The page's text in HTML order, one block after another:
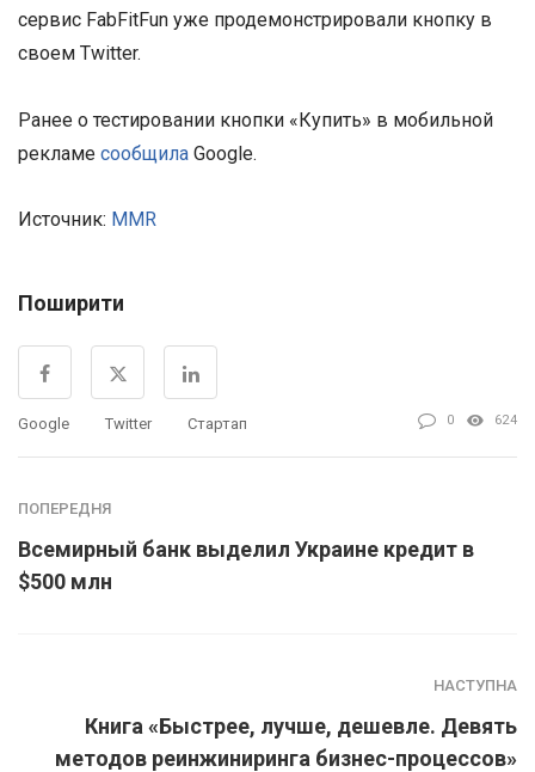
сервис FabFitFun уже продемонстрировали кнопку в
своем Twitter.
Ранее о тестировании кнопки «Купить» в мобильной
рекламе сообщила Google.
Источник: MMR
Поширити
Google Twitter Стартап 0 624
ПОПЕРЕДНЯ
Всемирный банк выделил Украине кредит в
$500 млн
НАСТУПНА
Книга «Быстрее, лучше, дешевле. Девять
методов реинжиниринга бизнес-процессов»